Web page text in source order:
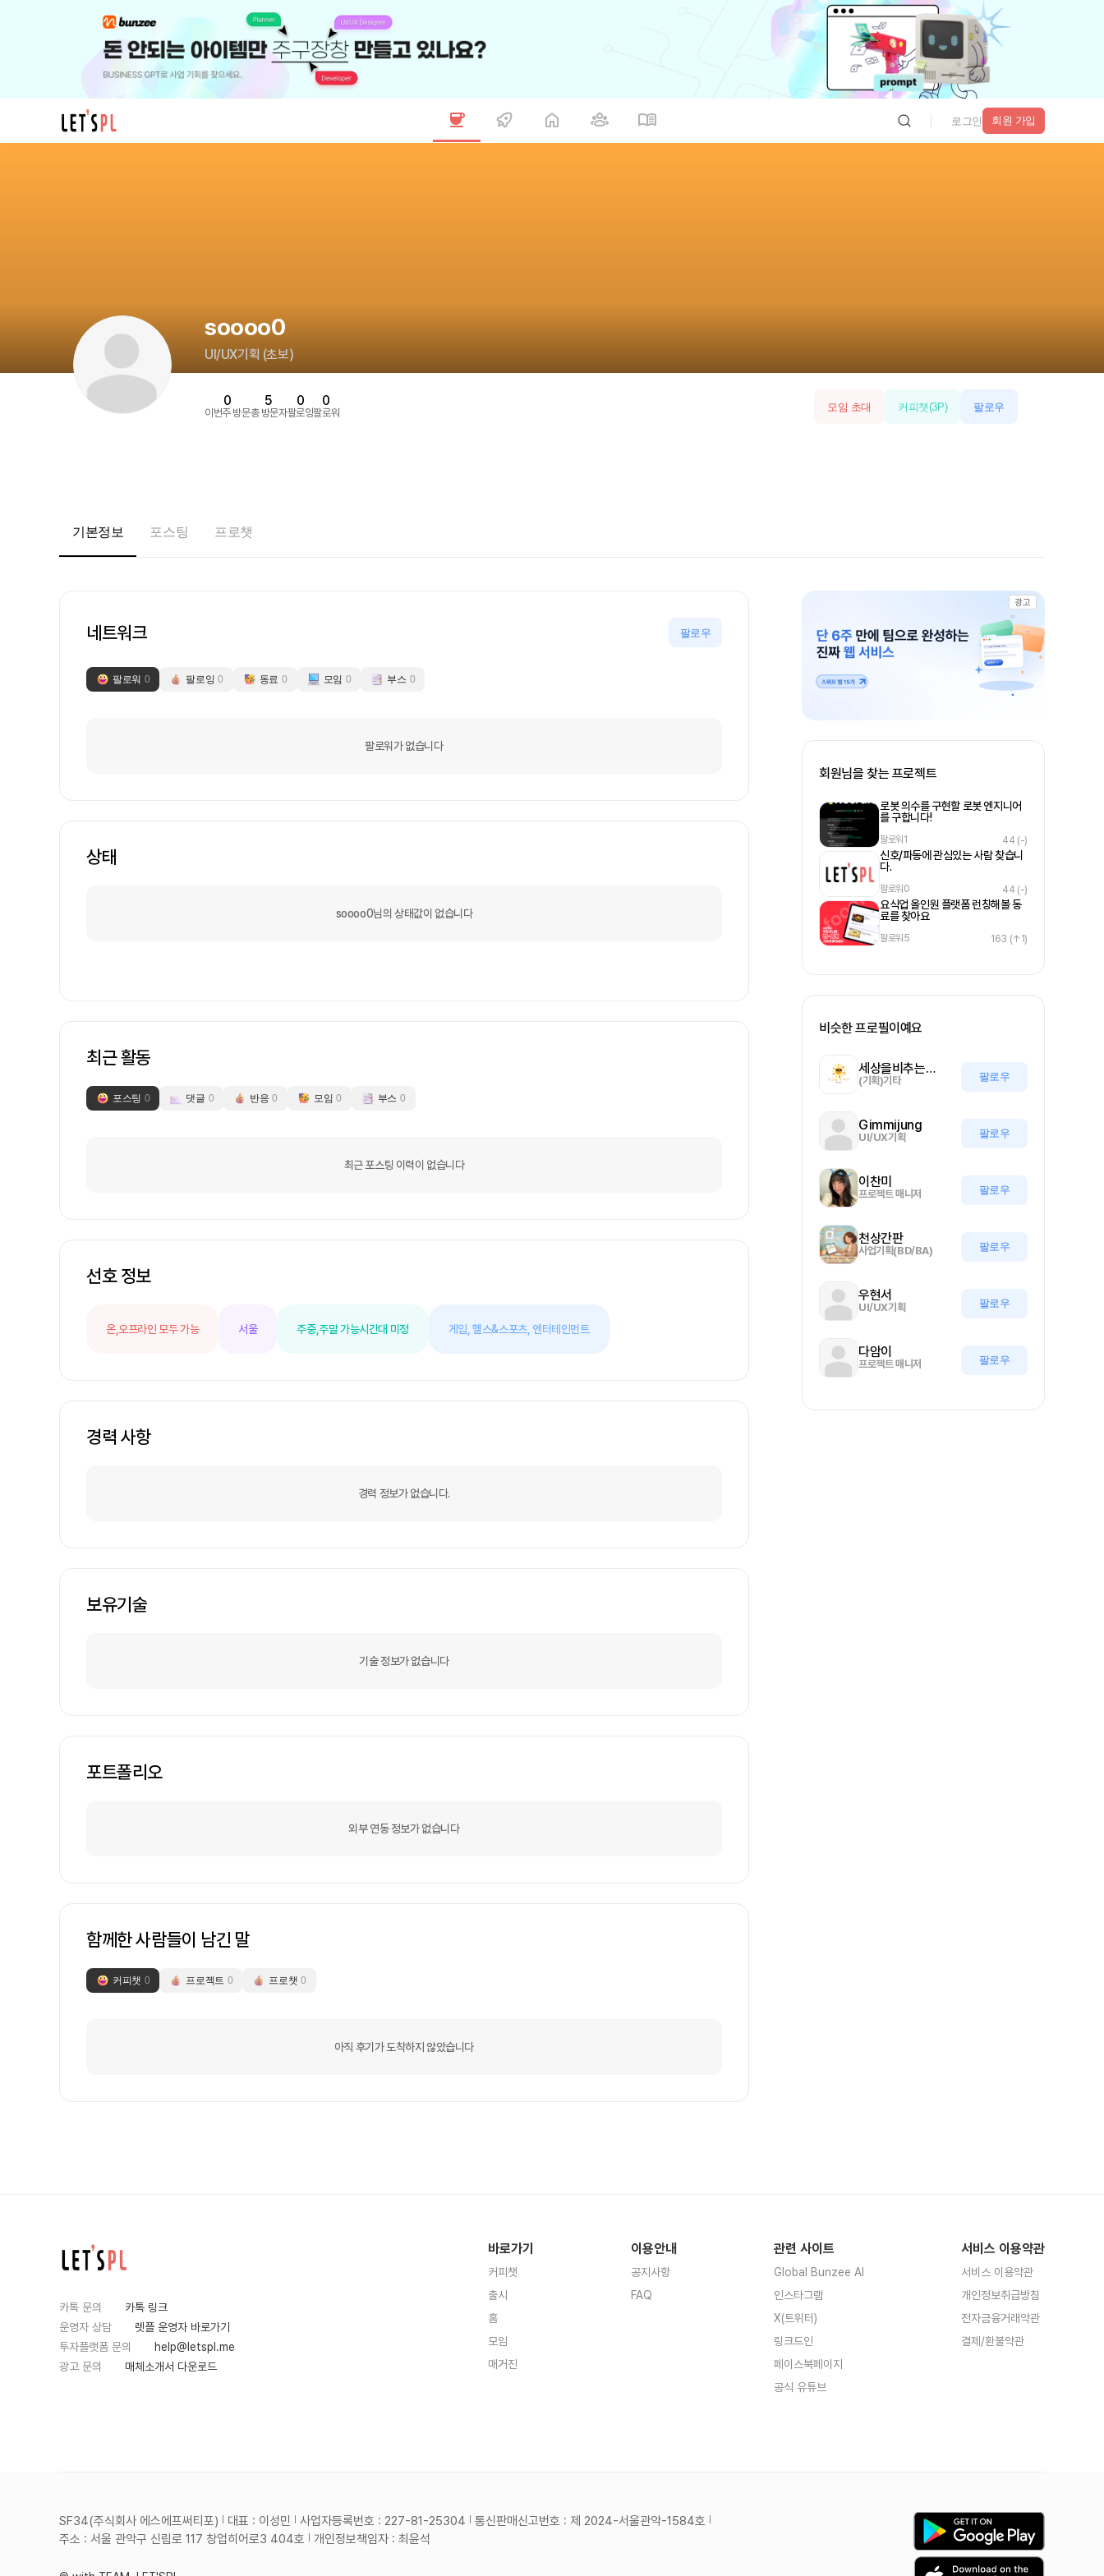
로그인 회원 가입
soooo0
UI/UX기획 (초보)
이번주 방문
0
총 방문자
5
팔로잉
0
팔로워
0 모임 초대 커피챗(3P) 팔로우
기본정보 포스팅 프로챗
네트워크 팔로우
팔로워 0 팔로잉 0 동료 0 모임 0 부스 0
팔로워가 없습니다
상태
soooo0님의 상태값이 없습니다
최근 활동
포스팅 0 댓글 0 반응 0 모임 0 부스 0
최근 포스팅 이력이 없습니다
선호 정보
온,오프라인 모두 가능 서울 주중,주말 가능시간대 미정 게임,헬스&스포츠, 엔터테인먼트
경력 사항
경력 정보가 없습니다.
보유기술
기술 정보가 없습니다
포트폴리오
외부 연동 정보가 없습니다
함께한 사람들이 남긴 말
커피챗 0 프로젝트 0 프로챗 0
아직 후기가 도착하지 않았습니다
광고
회원님을 찾는 프로젝트
로봇 의수를 구현할 로봇 엔지니어
를 구합니다!
팔로워1 44 (-)
신호/파동에 관심있는 사람 찾습니
다.
팔로워0 44 (-)
요식업 올인원 플랫폼 런칭해볼 동
료를 찾아요
팔로워5 163 (↑1)
비슷한 프로필이예요
세상을비추는올기자
(기획)기타 팔로우
Gimmijung
UI/UX기획 팔로우
이찬미
프로젝트 매니저 팔로우
천상간판
사업기획(BD/BA) 팔로우
우현서
UI/UX기획 팔로우
다암이
프로젝트 매니저 팔로우
카톡 문의
카톡 링크
운영자 상담
렛플 운영자 바로가기
투자플랫폼 문의
help@letspl.me
광고 문의
매체소개서 다운로드
바로가기
커피챗
출시
홈
모임
매거진
이용안내
공지사항
FAQ
관련 사이트
Global Bunzee AI
인스타그램
X(트위터)
링크드인
페이스북페이지
공식 유튜브
서비스 이용약관
서비스 이용약관
개인정보취급방침
전자금융거래약관
결제/환불약관
SF34(주식회사 에스에프써티포) 대표 : 이성민 사업자등록번호 : 227-81-25304
통신판매신고번호 : 제 2024-서울관악-1584호
주소 : 서울 관악구 신림로 117 창업히어로3 404호
개인정보책임자 : 최윤석